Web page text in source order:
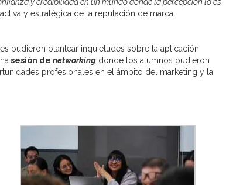
y estratégica de la reputación de marca.
pudieron plantear inquietudes sobre la aplicación
sesión de networking donde los alumnos pudieron
profesionales en el ámbito del marketing y la